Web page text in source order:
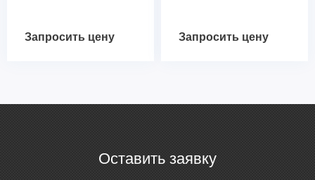
Запросить цену Запросить цену
Оставить заявку